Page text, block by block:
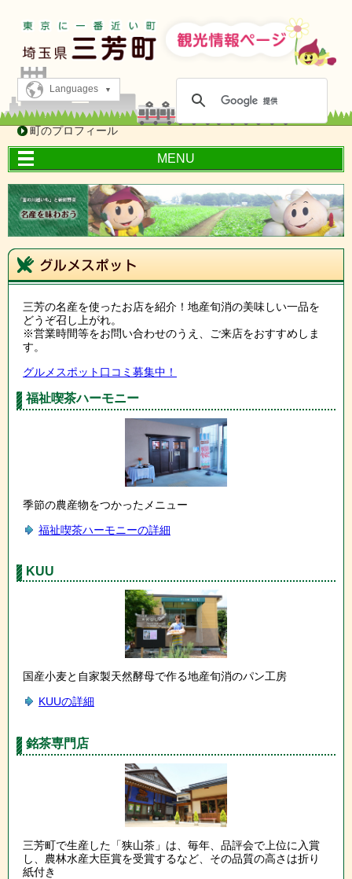
Languages
町のプロフィール
MENU
三芳の名産を使ったお店を紹介！地産旬消の美味しい一品を
どうぞ召し上がれ。
※営業時間等をお問い合わせのうえ、ご来店をおすすめしま
す。
グルメスポット口コミ募集中！
福祉喫茶ハーモニー
季節の農産物をつかったメニュー
福祉喫茶ハーモニーの詳細
KUU
国産小麦と自家製天然酵母で作る地産旬消のパン工房
KUUの詳細
銘茶専門店
三芳町で生産した「狭山茶」は、毎年、品評会で上位に入賞
し、農林水産大臣賞を受賞するなど、その品質の高さは折り
紙付き